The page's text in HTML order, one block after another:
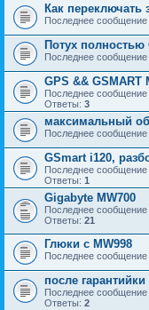
Как переключать
Последнее сообщение
Потух полностью
Последнее сообщение
GPS && GSMART
Последнее сообщение
Ответы: 3
максимальный
Последнее сообщение
GSmart i120,
Последнее сообщение
Ответы: 1
Gigabyte MW700
Последнее сообщение
Ответы: 21
Глюки с MW998
Последнее сообщение
после гарантийки
Последнее сообщение
Ответы: 2